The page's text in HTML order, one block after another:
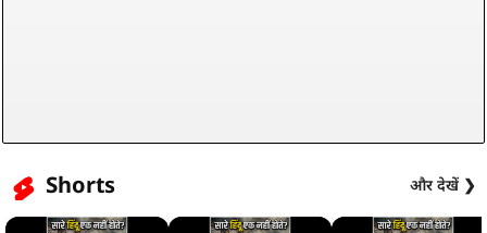
Shorts और देखें ❯